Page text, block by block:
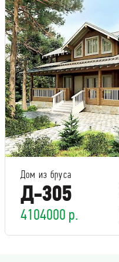
Дом из бруса
Д-305
4104000 р.